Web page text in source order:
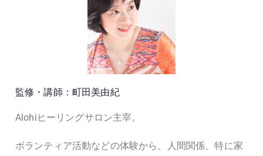
監修・講師：町田美由紀
Alohiヒーリングサロン主宰。
ボランティア活動などの体験から、人間関係、特に家